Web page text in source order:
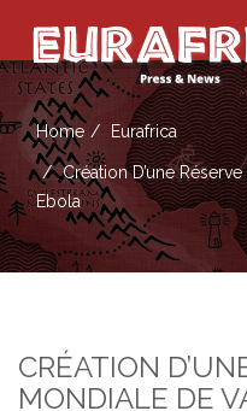
Home Eurafrica
Création D’une
Ebola
CRÉATION
MONDIALE DE